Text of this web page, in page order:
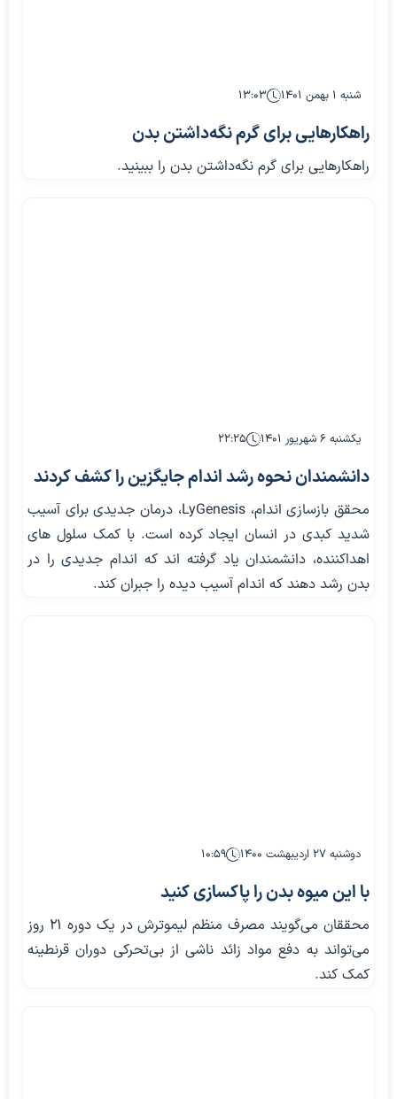
شنبه ۱ بهمن ۱۴۰۱ ۱۳:۰۳
راهکارهایی برای گرم نگه‌داشتن بدن
راهکارهایی برای گرم نگه‌داشتن بدن را ببینید.
یکشنبه ۶ شهریور ۱۴۰۱ ۲۲:۲۵
دانشمندان نحوه رشد اندام جایگزین را کشف کردند
محقق بازسازی اندام، LyGenesis، درمان جدیدی برای آسیب
شدید کبدی در انسان ایجاد کرده است. با کمک سلول های
اهداکننده، دانشمندان یاد گرفته اند که اندام جدیدی را در
بدن رشد دهند که اندام آسیب دیده را جبران کند.
دوشنبه ۲۷ اردیبهشت ۱۴۰۰ ۱۰:۵۹
با این میوه بدن را پاکسازی کنید
محققان می‌گویند مصرف منظم لیموترش در یک دوره ۲۱ روز
می‌تواند به دفع مواد زائد ناشی از بی‌تحرکی دوران قرنطینه
کمک کند.